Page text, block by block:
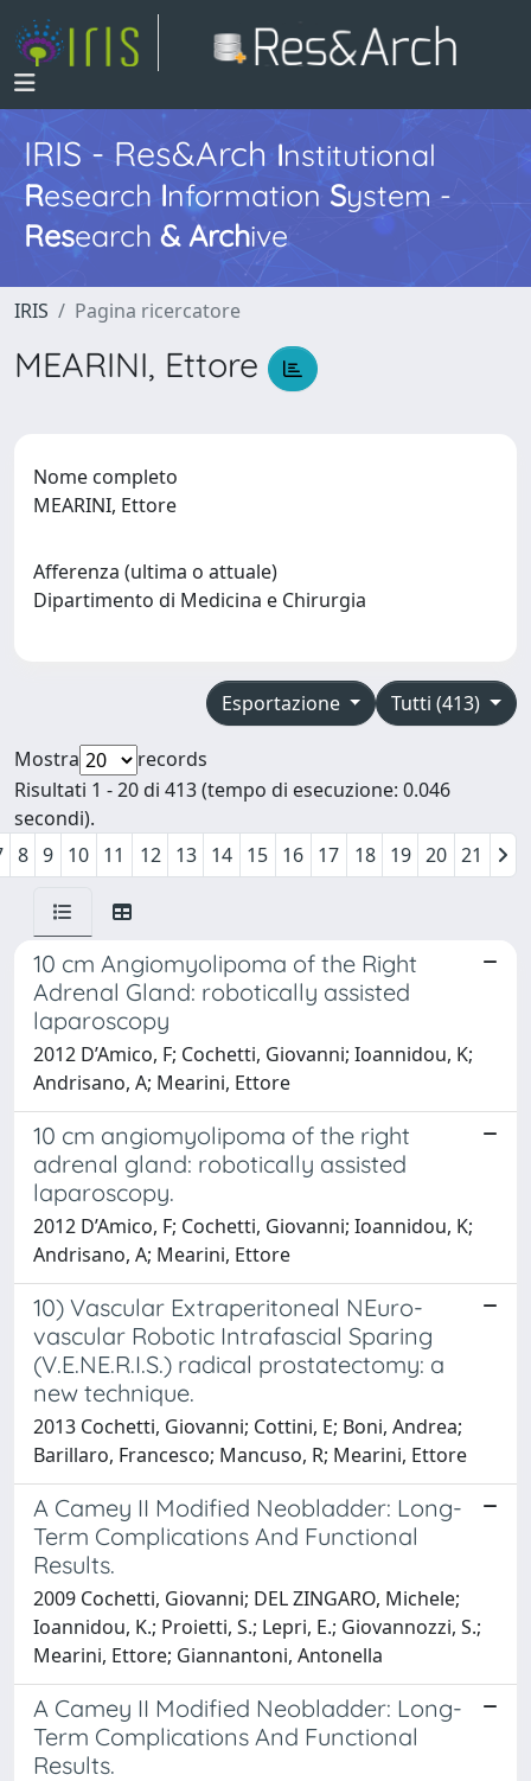
IRIS - Res&ArchInstitutional
Research InformationSystem -
Research & Archive
IRIS Pagina ricercatore
MEARINI, Ettore
Nome completo
MEARINI, Ettore
Afferenza (ultima o attuale)
Dipartimento di Medicina e Chirurgia
Tutti (413)
Esportazione
Mostra
records
Risultati 1 - 20 di 413 (tempo di esecuzione: 0.046
secondi).
8 9 10 11 12 13 14 15 16 17 18 19 20 21
10 cm Angiomyolipoma of the Right
Adrenal Gland: robotically assisted
laparoscopy
2012 D’Amico, F; Cochetti, Giovanni; Ioannidou, K;
Andrisano, A; Mearini, Ettore
10 cm angiomyolipoma of the right
adrenal gland: robotically assisted
laparoscopy.
2012 D’Amico, F; Cochetti, Giovanni; Ioannidou, K;
Andrisano, A; Mearini, Ettore
10) Vascular Extraperitoneal NEuro-
vascular Robotic Intrafascial Sparing
(V.E.NE.R.I.S.) radical prostatectomy: a
new technique.
2013 Cochetti, Giovanni; Cottini, E; Boni, Andrea;
Barillaro, Francesco; Mancuso, R; Mearini, Ettore
A Camey II Modified Neobladder: Long-
Term Complications And Functional
Results.
2009 Cochetti, Giovanni; DEL ZINGARO, Michele;
Ioannidou, K.; Proietti, S.; Lepri, E.; Giovannozzi, S.;
Mearini, Ettore; Giannantoni, Antonella
A Camey II Modified Neobladder: Long-
Term Complications And Functional
Results.